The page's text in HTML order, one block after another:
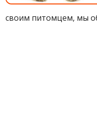
своим питомцем, мы